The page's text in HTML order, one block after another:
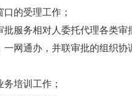
的受理工作；
服务相对人委托代理各类审
网通办，并联审批的组织协
培训工作；